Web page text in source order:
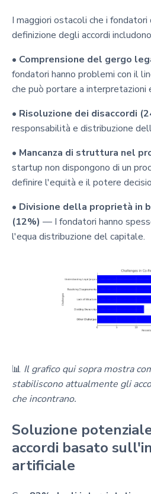
I maggiori ostacoli che i
definizione degli accordi
• Comprensione del gergo
fondatori hanno problemi con il
che può portare a
• Risoluzione dei disaccordi
responsabilità e distribuzione
• Mancanza di struttura nel
startup non dispongono di un
definire l'equità e il potere
• Divisione della proprietà in
(12%) — I fondatori hanno
l'equa distribuzione del capitale.
📊 Il grafico qui sopra mostra
stabiliscono attualmente gli
che incontrano.
Soluzione
accordi basato
artificiale